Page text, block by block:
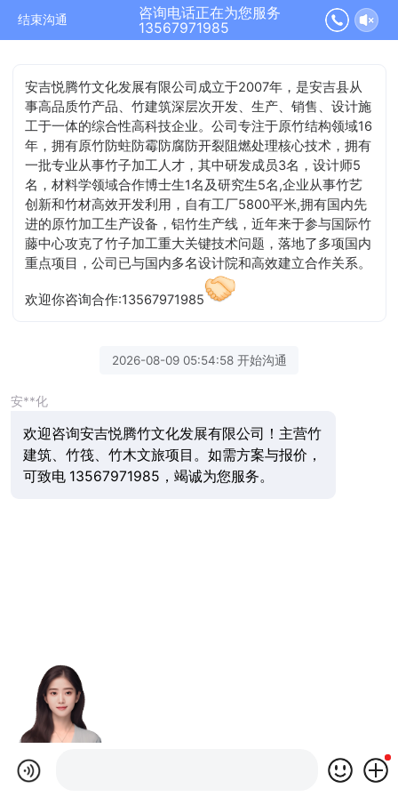
结束沟通
咨询电话正在为您服务
13567971985
安吉悦腾竹文化发展有限公司成立于2007年，是安吉县从
事高品质竹产品、竹建筑深层次开发、生产、销售、设计施
工于一体的综合性高科技企业。公司专注于原竹结构领域16
年，拥有原竹防蛀防霉防腐防开裂阻燃处理核心技术，拥有
一批专业从事竹子加工人才，其中研发成员3名，设计师5
名，材料学领域合作博士生1名及研究生5名,企业从事竹艺
创新和竹材高效开发利用，自有工厂5800平米,拥有国内先
进的原竹加工生产设备，铝竹生产线，近年来于参与国际竹
藤中心攻克了竹子加工重大关键技术问题，落地了多项国内
重点项目，公司已与国内多名设计院和高效建立合作关系。
欢迎你咨询合作:13567971985
2026-08-09 05:54:58 开始沟通
安**化
欢迎咨询安吉悦腾竹文化发展有限公司！主营竹
建筑、竹筏、竹木文旅项目。如需方案与报价，
可致电 13567971985，竭诚为您服务。